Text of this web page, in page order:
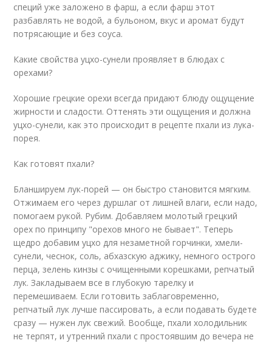
специй уже заложено в фарш, а если фарш этот
разбавлять не водой, а бульоном, вкус и аромат будут
потрясающие и без соуса.
Какие свойства уцхо-сунели проявляет в блюдах с
орехами?
Хорошие грецкие орехи всегда придают блюду ощущение
жирности и сладости. Оттенять эти ощущения и должна
уцхо-сунели, как это происходит в рецепте пхали из лука-
порея.
Как готовят пхали?
Бланшируем лук-порей — он быстро становится мягким.
Отжимаем его через дуршлаг от лишней влаги, если надо,
помогаем рукой. Рубим. Добавляем молотый грецкий
орех по принципу "орехов много не бывает". Теперь
щедро добавим уцхо для незаметной горчинки, хмели-
сунели, чеснок, соль, абхазскую аджику, немного острого
перца, зелень кинзы с очищенными корешками, репчатый
лук. Закладываем все в глубокую тарелку и
перемешиваем. Если готовить заблаговременно,
репчатый лук лучше пассировать, а если подавать будете
сразу — нужен лук свежий. Вообще, пхали холодильник
не терпят, и утренний пхали с простоявшим до вечера не